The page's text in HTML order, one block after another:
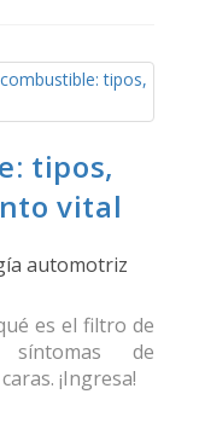
tipos,
vital
automotriz
es el filtro de
síntomas de
¡Ingresa!